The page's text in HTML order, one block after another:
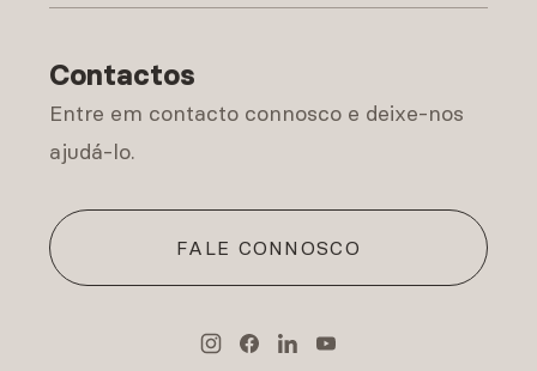
Contactos
Entre em contacto connosco e deixe-nos
ajudá-lo.
FALE CONNOSCO